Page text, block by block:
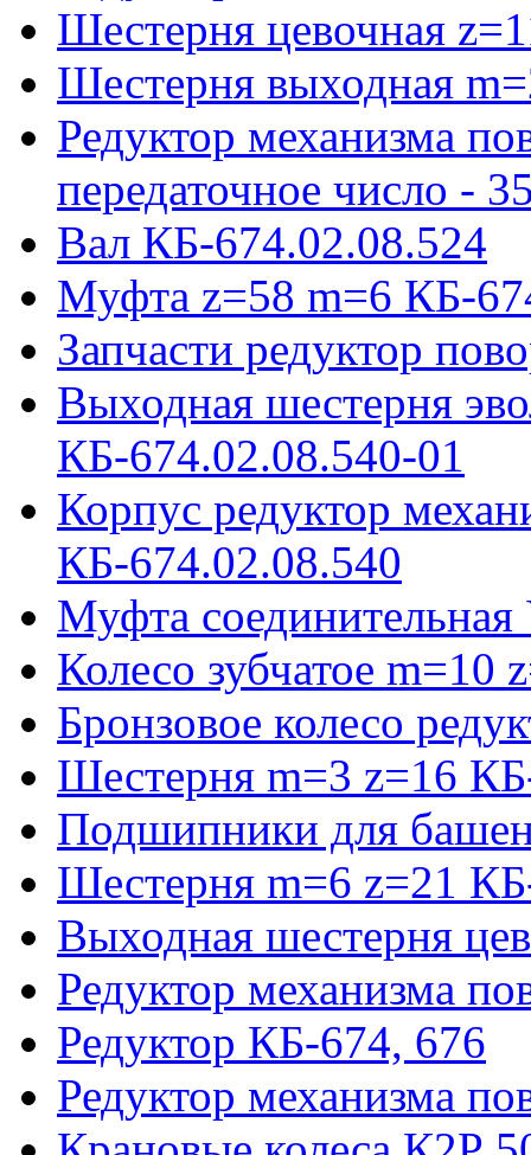
Шестерня цевочная
Шестерня выходная
Редуктор механизма
передаточное число -
Вал КБ-674.02.08.524
Муфта z=58 m=6 КБ-
Запчасти редуктор
Выходная шестерня
КБ-674.02.08.540-01
Корпус редуктор
КБ-674.02.08.540
Муфта соединительная
Колесо зубчатое
Бронзовое колесо
Шестерня m=3 z=16
Подшипники для
Шестерня m=6 z=21
Выходная шестерня
Редуктор механизма
Редуктор КБ-674, 676
Редуктор механизма